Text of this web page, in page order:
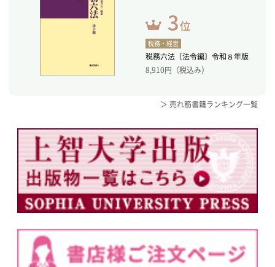
税務・経営
税務六法〔法令編〕令和８年版
8,910円（税込み）
＞ 売れ筋書籍ランキング一覧